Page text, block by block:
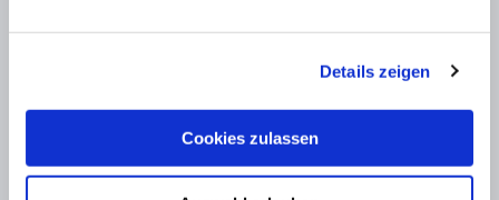
Details zeigen
Cookies zulassen
Máscara de sombra LED para excelente
Unidad de almacenamiento de datos